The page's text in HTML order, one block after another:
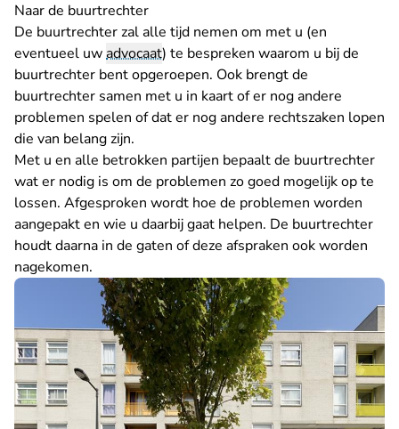
Naar de buurtrechter
De buurtrechter zal alle tijd nemen om met u (en
eventueel uwadvocaat) te bespreken waarom u bij de
buurtrechter bent opgeroepen. Ook brengt de
buurtrechter samen met u in kaart of er nog andere
problemen spelen of dat er nog andere rechtszaken lopen
die van belang zijn.
Met u en alle betrokken partijen bepaalt de buurtrechter
wat er nodig is om de problemen zo goed mogelijk op te
lossen. Afgesproken wordt hoe de problemen worden
aangepakt en wie u daarbij gaat helpen. De buurtrechter
houdt daarna in de gaten of deze afspraken ook worden
nagekomen.